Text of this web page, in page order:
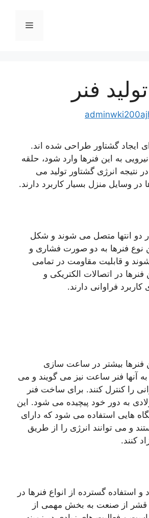
فهرست
فنر
ایجاد گشتاور طراحی شده اند.
به این فنرها وارد شود، حلقه
نتیجه انرژی گشتاور تولید می
در وسایل منزل بسیار کاربرد دارند.
دو انتها متصل می شوند و شکل
نوع فنرها به دو صورت فشاری و
و قابلیت مقاومت در تمامی
فنرها در اتصالات الکتریکی و
فراوانی دارند.
فنرها بیشتر در ساعت سازی
آنها فنر ساعت نیز می گویند و می
را کنترل کنند. برای ساخت فنر
به دور خود پیچیده می شود. این
هایی استفاده می شود که دارای
و می توانند انرژی را از طریق
کنند.
و استفاده گسترده از انواع فنرها در
قشر از صنعت به بخش مهمی از